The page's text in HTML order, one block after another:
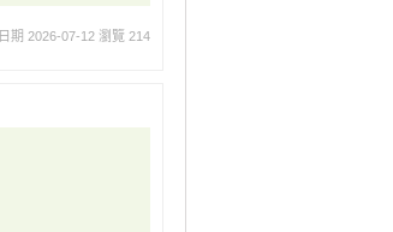
日期 2026-07-12 瀏覽 214